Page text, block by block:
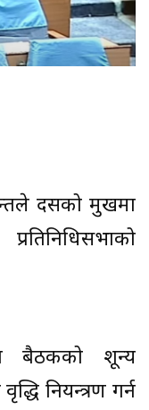
दसैँको मुखमा
बैठकको शून्य
नियन्त्रण गर्न